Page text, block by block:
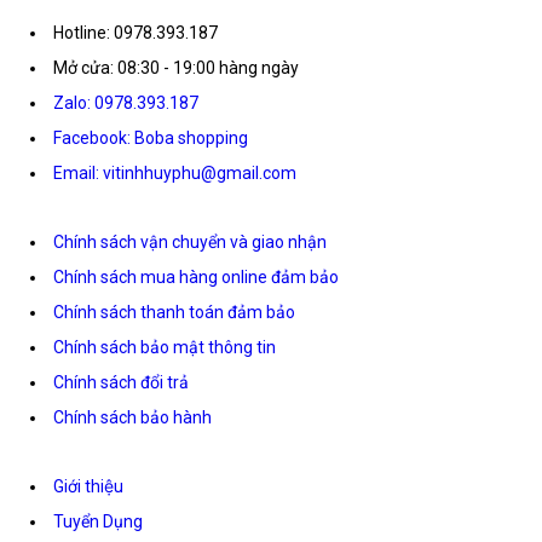
Hotline: 0978.393.187
Mở cửa: 08:30 - 19:00 hàng ngày
Zalo: 0978.393.187
Facebook: Boba shopping
Email: vitinhhuyphu@gmail.com
Chính sách vận chuyển và giao nhận
Chính sách mua hàng online đảm bảo
Chính sách thanh toán đảm bảo
Chính sách bảo mật thông tin
Chính sách đổi trả
Chính sách bảo hành
Giới thiệu
Tuyển Dụng